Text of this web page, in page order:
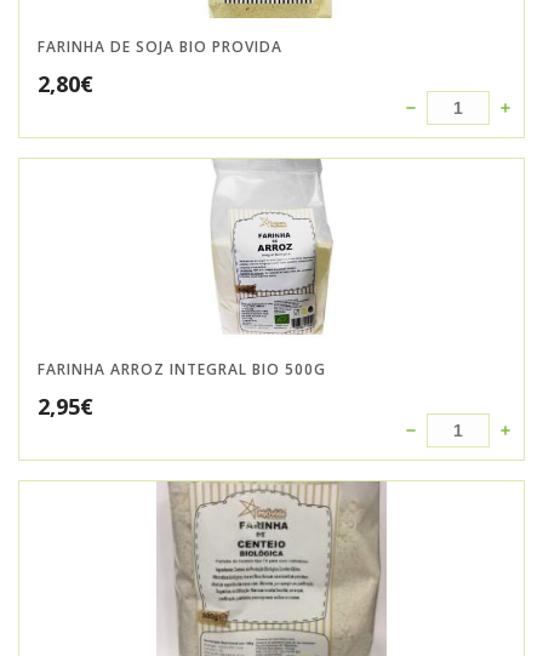
FARINHA DE SOJA BIO PROVIDA
2,80€
FARINHA ARROZ INTEGRAL BIO 500G
2,95€